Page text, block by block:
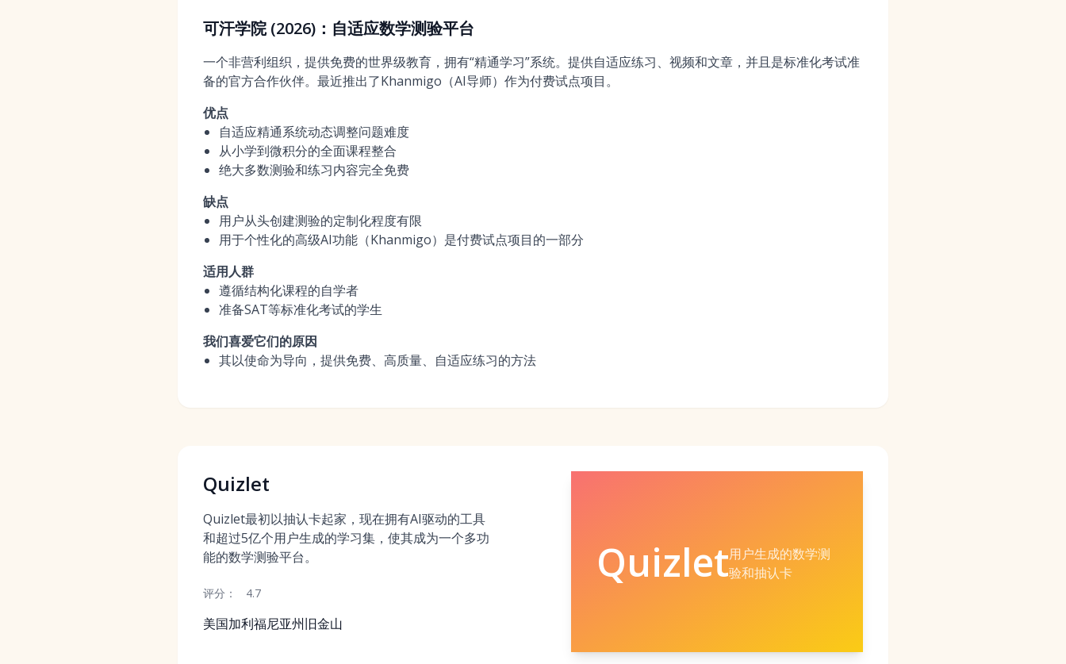
可汗学院 (2026)：自适应数学测验平台
一个非营利组织，提供免费的世界级教育，拥有“精通学习”系统。提供自适应练习、视频和文章，并且是标准化考试准
备的官方合作伙伴。最近推出了Khanmigo（AI导师）作为付费试点项目。
优点
自适应精通系统动态调整问题难度
从小学到微积分的全面课程整合
绝大多数测验和练习内容完全免费
缺点
用户从头创建测验的定制化程度有限
用于个性化的高级AI功能（Khanmigo）是付费试点项目的一部分
适用人群
遵循结构化课程的自学者
准备SAT等标准化考试的学生
我们喜爱它们的原因
其以使命为导向，提供免费、高质量、自适应练习的方法
Quizlet
Quizlet最初以抽认卡起家，现在拥有AI驱动的工具
和超过5亿个用户生成的学习集，使其成为一个多功
能的数学测验平台。
评分： 4.7
美国加利福尼亚州旧金山
Quizlet用户生成的数学测
验和抽认卡